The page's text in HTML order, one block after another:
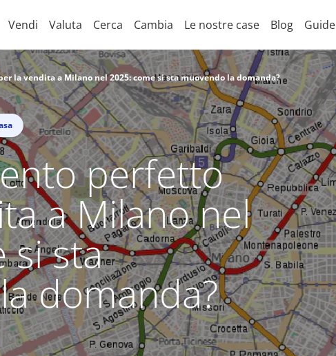
Vendi Valuta Cerca Cambia Le nostre case Blog Guide
la vendita a Milano nel 2025: come si sta muovendo la domanda?
perfetto
a Milano nel
si sta
domanda?